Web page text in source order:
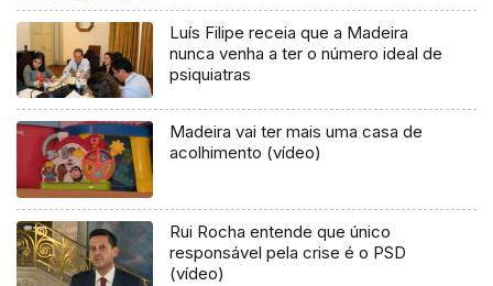
Luís Filipe receia que a Madeira
nunca venha a ter o número ideal de
psiquiatras
Madeira vai ter mais uma casa de
acolhimento (vídeo)
Rui Rocha entende que único
responsável pela crise é o PSD
(vídeo)